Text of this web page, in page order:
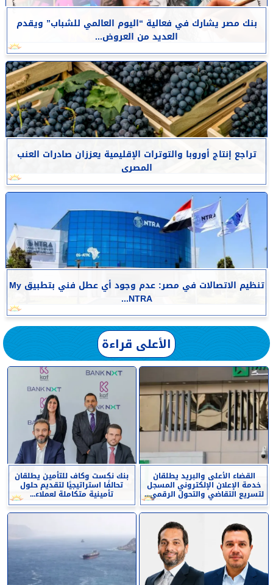
بنك مصر يشارك في فعالية “اليوم العالمي للشباب” ويقدم
العديد من العروض...
تراجع إنتاج أوروبا والتوترات الإقليمية يعززان صادرات العنب
المصرى
تنظيم الاتصالات في مصر: عدم وجود أي عطل فني بتطبيق My
NTRA...
الأعلى قراءة
القضاء الأعلى والبريد يطلقان
خدمة الإعلان الإلكتروني المسجل
لتسريع التقاضي والتحول الرقمي...
بنك نكست وكاف للتأمين يطلقان
تحالفًا استراتيجيًا لتقديم حلول
تأمينية متكاملة لعملاء...